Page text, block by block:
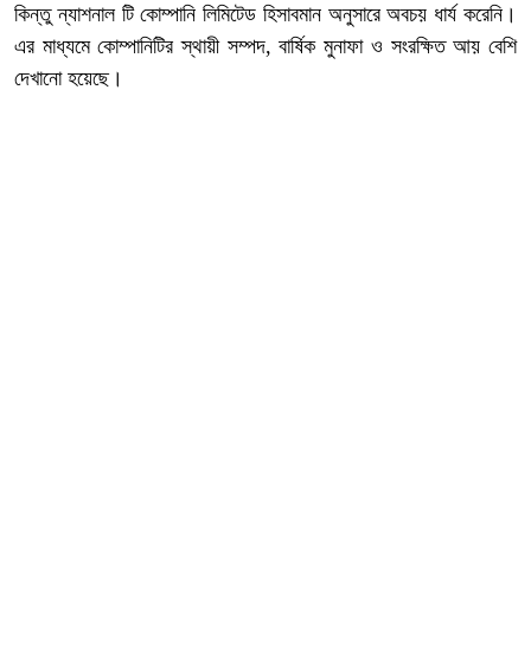
কিন্তু ন্যাশনাল টি কোম্পানি লিমিটেড হিসাবমান অনুসারে অবচয় ধার্য করেনি।
এর মাধ্যমে কোম্পানিটির স্থায়ী সম্পদ, বার্ষিক মুনাফা ও সংরক্ষিত আয় বেশি
দেখানো হয়েছে।